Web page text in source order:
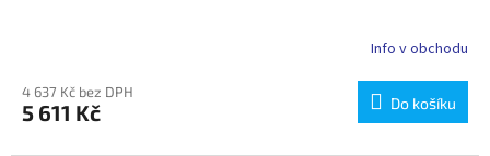
Info v obchodu
4 637 Kč bez DPH
5 611 Kč Do košíku